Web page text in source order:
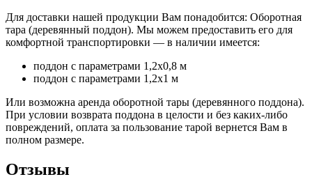
Для доставки нашей продукции Вам понадобится: Оборотная
тара (деревянный поддон). Мы можем предоставить его для
комфортной транспортировки — в наличии имеется:
поддон с параметрами 1,2х0,8 м
поддон с параметрами 1,2х1 м
Или возможна аренда оборотной тары (деревянного поддона).
При условии возврата поддона в целости и без каких-либо
повреждений, оплата за пользование тарой вернется Вам в
полном размере.
Отзывы